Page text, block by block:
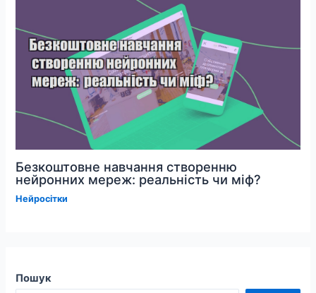
Безкоштовне навчання створенню
нейронних мереж: реальність чи міф?
Нейросітки
Пошук